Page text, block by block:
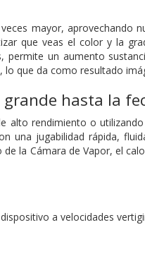
mayor, aprovechando
que veas el color y la
un aumento
que da como resultado
hasta la
alto rendimiento o
una jugabilidad rápida,
la Cámara de Vapor, el
a velocidades